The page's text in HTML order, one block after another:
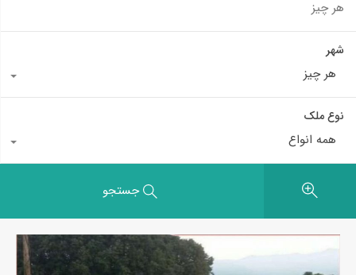
شهر
هر چیز
نوع ملک
همه انواع
جستجو